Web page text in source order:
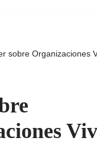
sobre Organizaciones